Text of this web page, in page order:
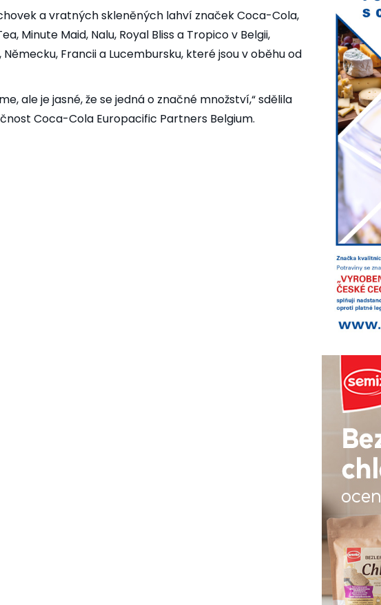
a vratných skleněných lahví značek Coca-Cola,
Minute Maid, Nalu, Royal Bliss a Tropico v Belgii,
Německu, Francii a Lucembursku, které jsou v oběhu od
ale je jasné, že se jedná o značné množství,“ sdělila
Coca-Cola Europacific Partners Belgium.